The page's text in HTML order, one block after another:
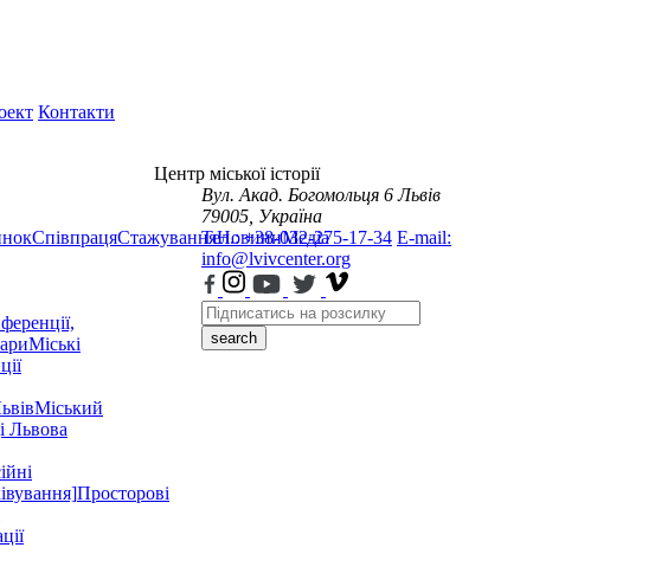
Контакти
СпівпрацяСтажуванняНовиниМедіа
Міські
Міський
Львова
Просторові
Центр міської історії
Вул. Акад. Богомольця 6 Львів
79005, Україна
Тел.: +38-032-275-17-34 E-mail:
info@lvivcenter.org
search